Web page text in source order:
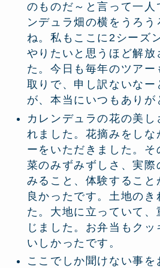
のものだ～と言って一人
ンデュラ畑の横をうろう
ね。私もここに2シーズ
やりたいと思うほど解放
た。今日も毎年のツアー
取りで、申し訳ないなー
が、本当にいつもありが
カレンデュラの花の美し
れました。花摘みをしな
ーをいただきました。そ
菜のみずみずしさ、実際
みること、体験すること
良かったです。土地のき
た。大地に立っていて
じました。お弁当もク
いしかったです。
ここでしか聞けない事